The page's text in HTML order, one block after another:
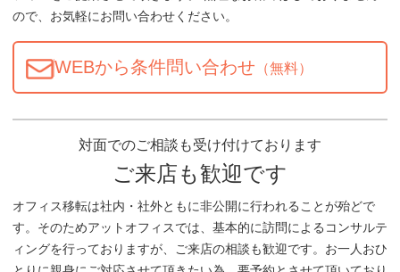
ので、お気軽にお問い合わせください。
WEBから条件問い合わせ （無料）
対面でのご相談も受け付けております
ご来店も歓迎です
オフィス移転は社内・社外ともに非公開に行われることが殆どで
す。そのためアットオフィスでは、基本的に訪問によるコンサルテ
ィングを行っておりますが、ご来店の相談も歓迎です。お一人おひ